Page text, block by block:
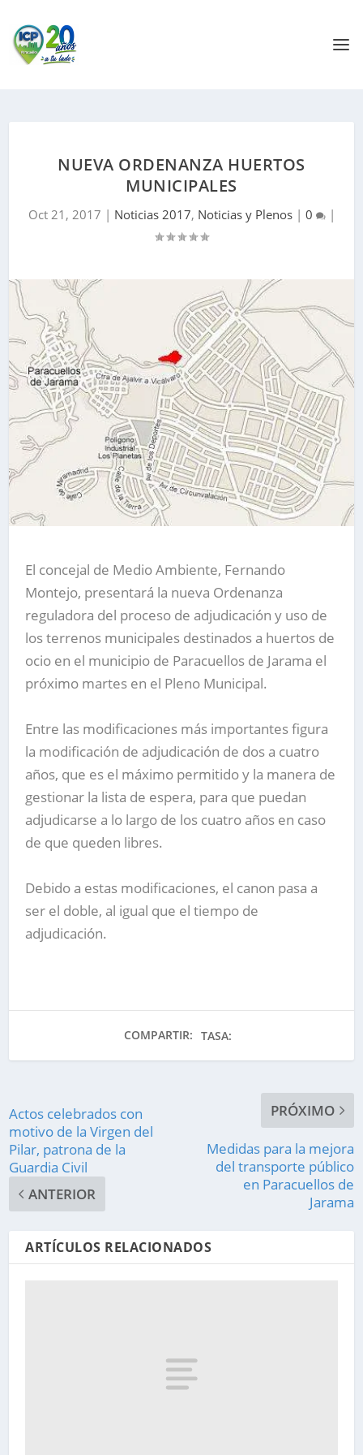
NUEVA ORDENANZA HUERTOS
MUNICIPALES
Oct 21, 2017 | Noticias 2017, Noticias y Plenos| 0 |
El concejal de Medio Ambiente, Fernando
Montejo, presentará la nueva Ordenanza
reguladora del proceso de adjudicación y uso de
los terrenos municipales destinados a huertos de
ocio en el municipio de Paracuellos de Jarama el
próximo martes en el Pleno Municipal.
Entre las modificaciones más importantes figura
la modificación de adjudicación de dos a cuatro
años, que es el máximo permitido y la manera de
gestionar la lista de espera, para que puedan
adjudicarse a lo largo de los cuatro años en caso
de que queden libres.
Debido a estas modificaciones, el canon pasa a
ser el doble, al igual que el tiempo de
adjudicación.
COMPARTIR: TASA:
Actos celebrados con
motivo de la Virgen del
Pilar, patrona de la
Guardia Civil
ANTERIOR
PRÓXIMO
Medidas para la mejora
del transporte público
en Paracuellos de
Jarama
ARTÍCULOS RELACIONADOS